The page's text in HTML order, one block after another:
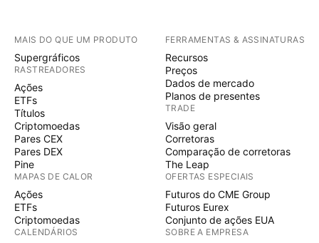
MAIS DO QUE UM PRODUTO
Supergráficos
RASTREADORES
Ações
ETFs
Títulos
Criptomoedas
Pares CEX
Pares DEX
Pine
MAPAS DE CALOR
Ações
ETFs
Criptomoedas
CALENDÁRIOS
FERRAMENTAS & ASSINATURAS
Recursos
Preços
Dados de mercado
Planos de presentes
TRADE
Visão geral
Corretoras
Comparação de corretoras
The Leap
OFERTAS ESPECIAIS
Futuros do CME Group
Futuros Eurex
Conjunto de ações EUA
SOBRE A EMPRESA